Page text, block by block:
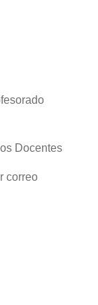
Docentes
correo